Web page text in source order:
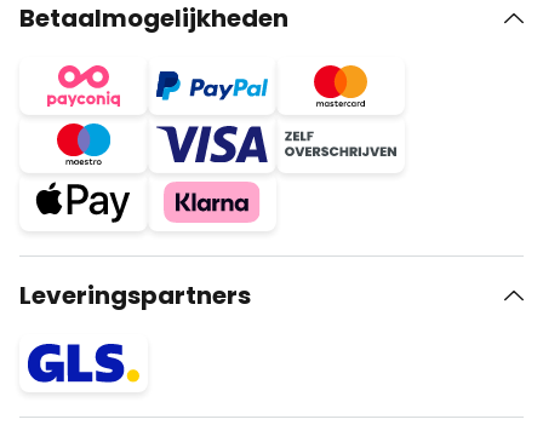
Betaalmogelijkheden
Leveringspartners